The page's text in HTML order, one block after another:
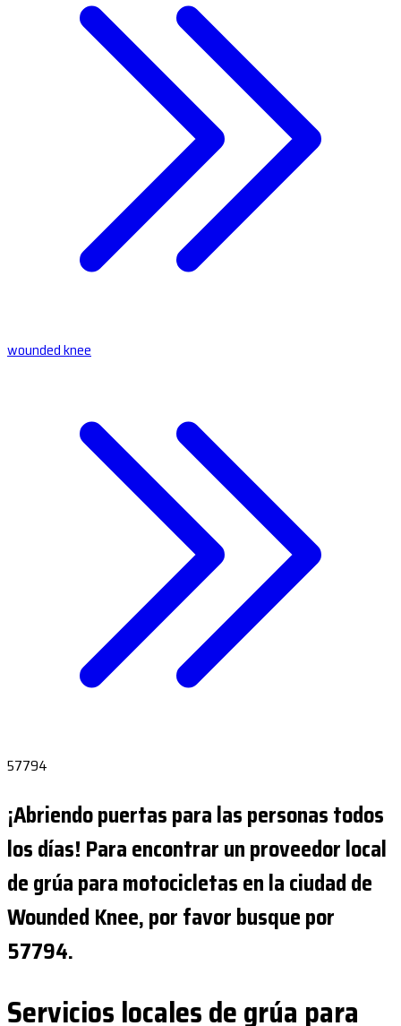
wounded knee
57794
¡Abriendo puertas para las personas todos
los días! Para encontrar un proveedor local
de grúa para motocicletas en la ciudad de
Wounded Knee, por favor busque por
57794.
Servicios locales de grúa para